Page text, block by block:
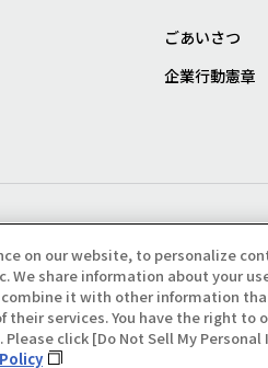
ごあいさつ
企業行動憲章
by NOK KLÜBER CO., LTD.
on our website, to personalize
We share information about your
it with other information
services. You have the right to
click [Do Not Sell My